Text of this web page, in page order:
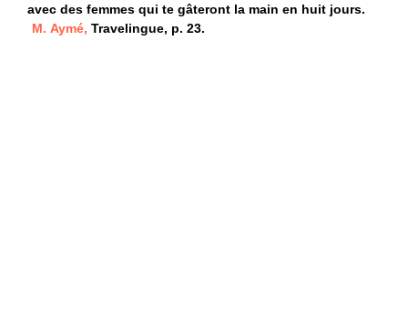
avec des femmes qui te gâteront la main en huit jours.
M. Aymé, Travelingue, p. 23.